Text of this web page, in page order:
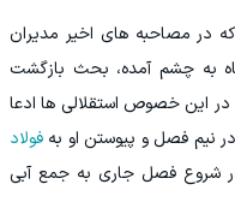
در مصاحبه های اخیر مدیران
به چشم آمده، بحث بازگشت
این خصوص استقلالی ها ادعا
نیم فصل و پیوستن او به فولاد
شروع فصل جاری به جمع آبی